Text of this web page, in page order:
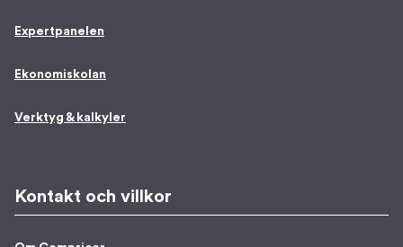
Expertpanelen
Ekonomiskolan
Verktyg & kalkyler
Kontakt och villkor